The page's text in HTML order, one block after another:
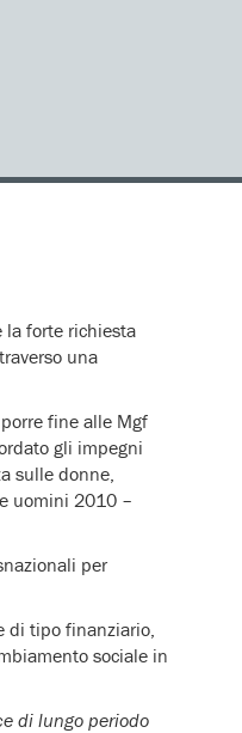
la forte richiesta
una
fine alle Mgf
gli impegni
sulle donne,
uomini 2010 –
per
di tipo finanziario,
sociale in
di lungo periodo